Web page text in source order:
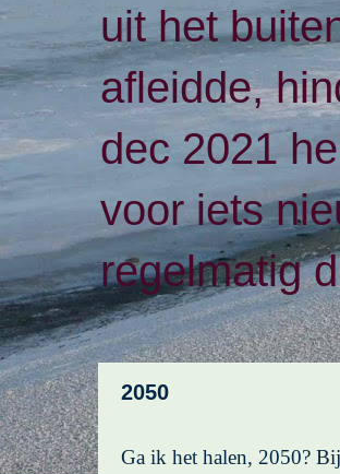
uit het
afleidde,
dec 2021
voor iets
regelmatig
2050
Ga ik het halen, 2050?